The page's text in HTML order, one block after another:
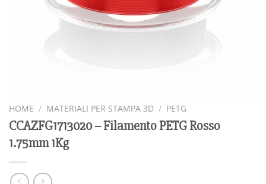
HOME / MATERIALI PER STAMPA 3D / PETG
CCAZFG1713020 – Filamento PETG Rosso
1.75mm 1Kg